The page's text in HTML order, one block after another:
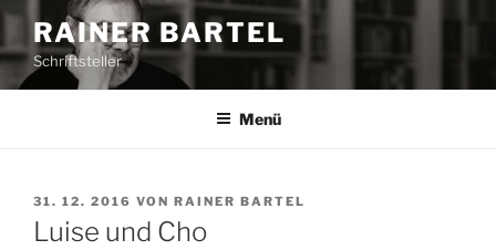
Z
m
I
RAINER BARTEL
Schriftsteller
Menü
V
E
R
31. 12. 2016 VON RAINER BARTEL
Luise und Cho